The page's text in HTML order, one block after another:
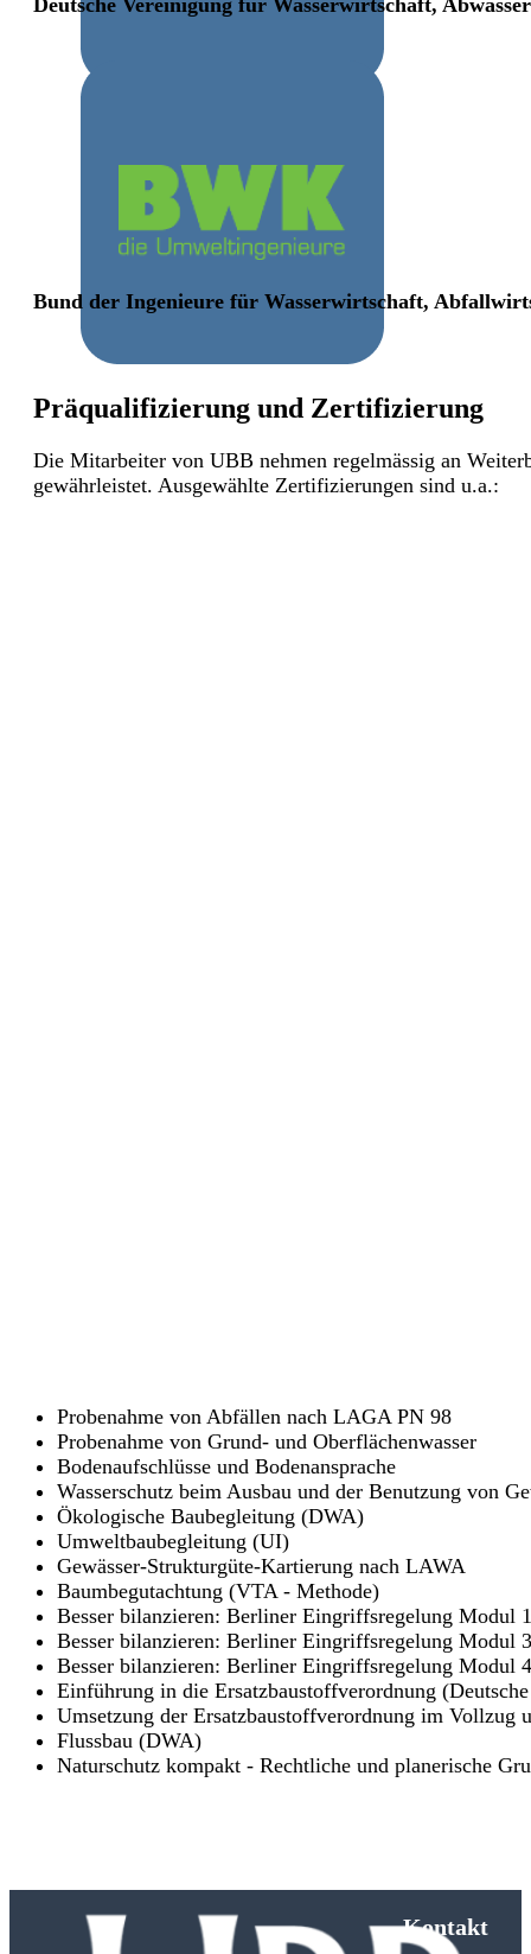
Bund der Ingenieure für Wasserwirtschaft,
Präqualifizierung und Zertifizierung
Die Mitarbeiter von UBB nehmen regelmässig an
gewährleistet. Ausgewählte Zertifizierungen sind u.a.:
Probenahme von Abfällen nach LAGA PN 98
Probenahme von Grund- und Oberflächenwasser
Bodenaufschlüsse und Bodenansprache
Wasserschutz beim Ausbau und der Benutzung von
Ökologische Baubegleitung (DWA)
Umweltbaubegleitung (UI)
Gewässer-Strukturgüte-Kartierung nach LAWA
Baumbegutachtung (VTA - Methode)
Besser bilanzieren: Berliner Eingriffsregelung Modul
Besser bilanzieren: Berliner Eingriffsregelung Modul
Besser bilanzieren: Berliner Eingriffsregelung
Einführung in die Ersatzbaustoffverordnung
Umsetzung der Ersatzbaustoffverordnung im Vollzug
Flussbau (DWA)
Naturschutz kompakt - Rechtliche und planerische
Kontakt